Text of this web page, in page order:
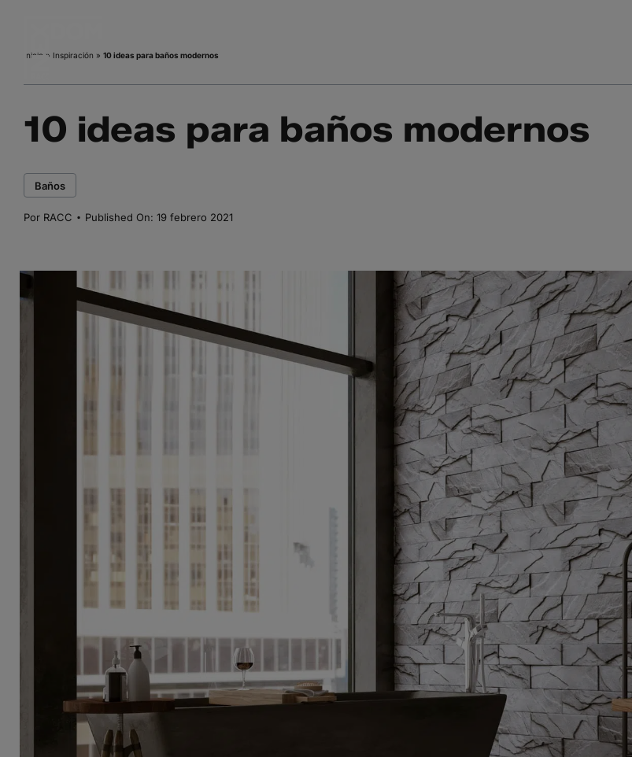
contenido
Inicio » Inspiración » 10 ideas para baños modernos
10 ideas para baños modernos
Baños
Por RACC · Published On: 19 febrero 2021